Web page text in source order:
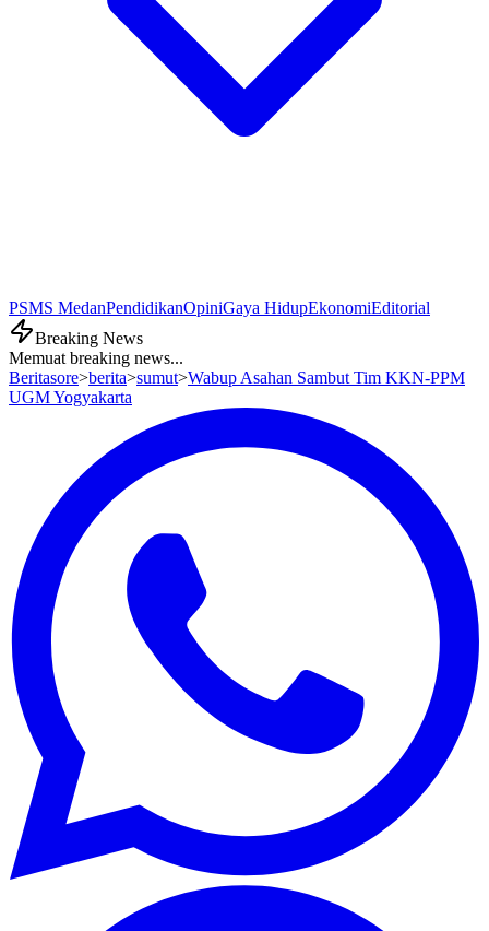
PSMS MedanPendidikanOpiniGaya HidupEkonomiEditorial
Breaking News
Memuat breaking news...
Beritasore>berita>sumut>Wabup Asahan Sambut Tim KKN-PPM
UGM Yogyakarta